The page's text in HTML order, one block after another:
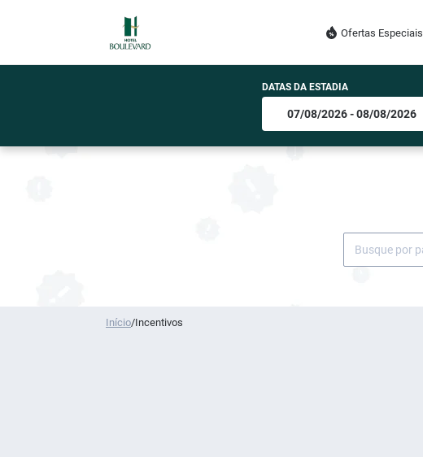
Ofertas Especiais
DATAS DA ESTADIA
Início/Incentivos